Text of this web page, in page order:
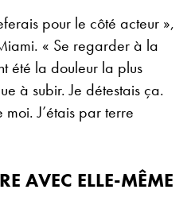
pour le côté acteur »,
« Se regarder à la
été la douleur la plus
à subir. Je détestais ça.
J’étais par terre
AVEC ELLE-MÊME